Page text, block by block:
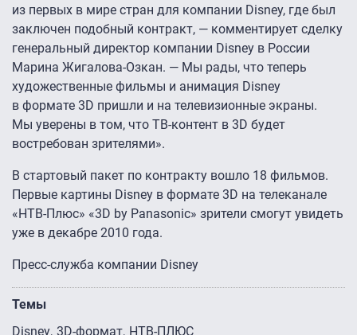
из первых в мире стран для компании Disney, где был
заключен подобный контракт, — комментирует сделку
генеральный директор компании Disney в России
Марина Жигалова-Озкан. — Мы рады, что теперь
художественные фильмы и анимация Disney
в формате 3D пришли и на телевизионные экраны.
Мы уверены в том, что ТВ-контент в 3D будет
востребован зрителями».
В стартовый пакет по контракту вошло 18 фильмов.
Первые картины Disney в формате 3D на телеканале
«НТВ-Плюс» «3D by Panasonic» зрители смогут увидеть
уже в декабре 2010 года.
Пресс-служба компании Disney
Темы
Disney 3D-формат НТВ-ПЛЮС